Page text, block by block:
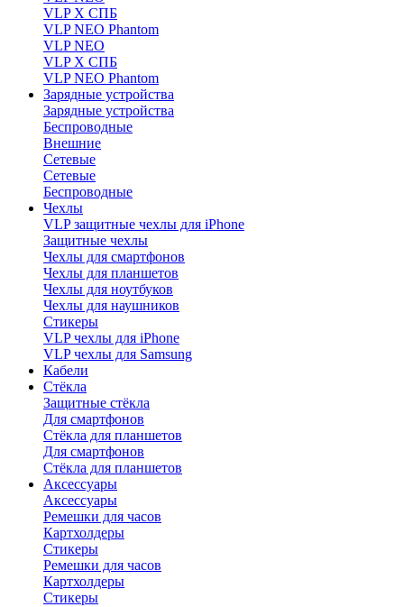
VLP X СПБ
VLP NEO Phantom
VLP NEO
VLP X СПБ
VLP NEO Phantom
Зарядные устройства
Зарядные устройства
Беспроводные
Внешние
Сетевые
Сетевые
Беспроводные
Чехлы
VLP защитные чехлы для iPhone
Защитные чехлы
Чехлы для смартфонов
Чехлы для планшетов
Чехлы для ноутбуков
Чехлы для наушников
Стикеры
VLP чехлы для iPhone
VLP чехлы для Samsung
Кабели
Стёкла
Защитные стёкла
Для смартфонов
Стёкла для планшетов
Для смартфонов
Стёкла для планшетов
Аксессуары
Аксессуары
Ремешки для часов
Картхолдеры
Стикеры
Ремешки для часов
Картхолдеры
Стикеры